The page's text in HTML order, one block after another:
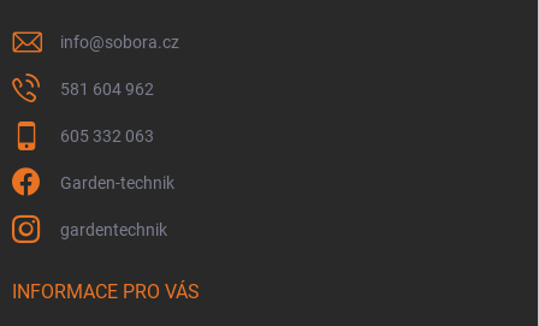
info@sobora.cz
581 604 962
605 332 063
Garden-technik
gardentechnik
INFORMACE PRO VÁS